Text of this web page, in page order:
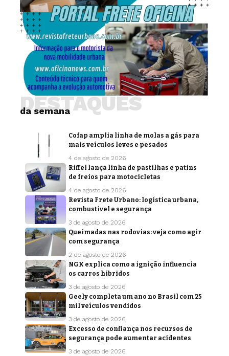
da semana
DESTAQUES
Cofap amplia linha de molas a gás para
mais veículos leves e pesados
4 de agosto de 2026
Riffel lança linha de pastilhas e patins
de freios para motocicletas
4 de agosto de 2026
Revista Frete Urbano: logística urbana,
combustível e segurança
3 de agosto de 2026
Queimadas nas rodovias: veja como agir
com segurança
2 de agosto de 2026
NGK explica como a ignição influencia
os carros híbridos
3 de agosto de 2026
Geely completa um ano no Brasil com 25
mil veículos vendidos
3 de agosto de 2026
Excesso de confiança nos recursos de
segurança pode aumentar acidentes
3 de agosto de 2026